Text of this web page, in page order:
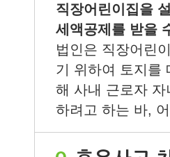
직장어린이집을
세액공제를 받을
법인은 직장어린
기 위하여 토지를
해 사내 근로자
하려고 하는 바,